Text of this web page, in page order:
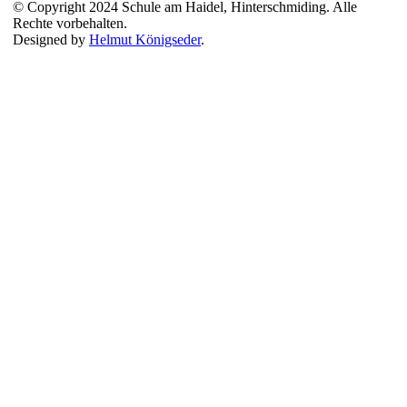
© Copyright 2024 Schule am Haidel, Hinterschmiding. Alle
Rechte vorbehalten.
Designed by Helmut Königseder.